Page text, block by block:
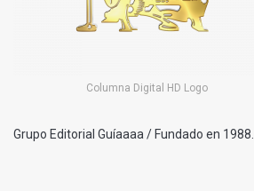
Columna Digital HD Logo
Grupo Editorial Guíaaaa / Fundado en 1988.